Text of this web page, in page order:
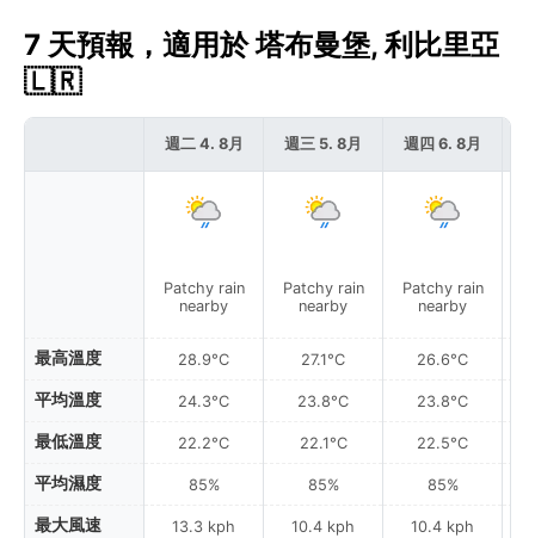
7 天預報，適用於 塔布曼堡, 利比里亞
🇱🇷
最高溫度
平均溫度
最低溫度
平均濕度
最大風速
週二 4. 8月
Patchy rain
nearby
28.9°C
24.3°C
22.2°C
85%
13.3 kph
週三 5. 8月
Patchy rain
nearby
27.1°C
23.8°C
22.1°C
85%
10.4 kph
週四 6. 8月
Patchy rain
nearby
26.6°C
23.8°C
22.5°C
85%
10.4 kph